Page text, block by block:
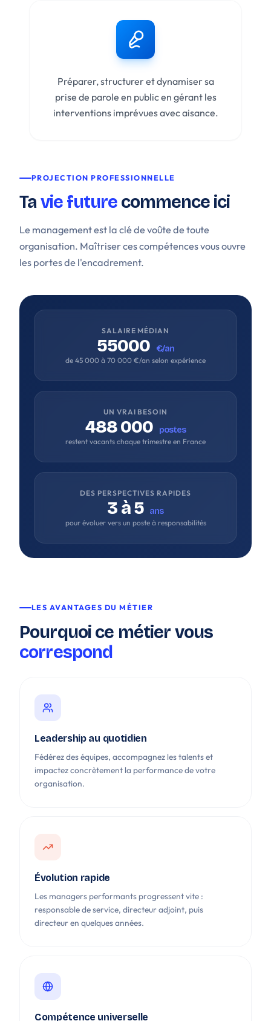
Préparer, structurer et dynamiser sa
prise de parole en public en gérant les
interventions imprévues avec aisance.
PROJECTION PROFESSIONNELLE
Tavie futurecommence ici
Le management est la clé de voûte de toute
organisation. Maîtriser ces compétences vous ouvre
les portes de l'encadrement.
SALAIRE MÉDIAN
55000 €/an
de 45 000 à 70 000 €/an selon expérience
UN VRAI BESOIN
488 000 postes
restent vacants chaque trimestre en France
DES PERSPECTIVES RAPIDES
3 à 5 ans
pour évoluer vers un poste à responsabilités
LES AVANTAGES DU MÉTIER
Pourquoi ce métier vous
correspond
Leadership au quotidien
Fédérez des équipes, accompagnez les talents et
impactez concrètement la performance de votre
organisation.
Évolution rapide
Les managers performants progressent vite :
responsable de service, directeur adjoint, puis
directeur en quelques années.
Compétence universelle